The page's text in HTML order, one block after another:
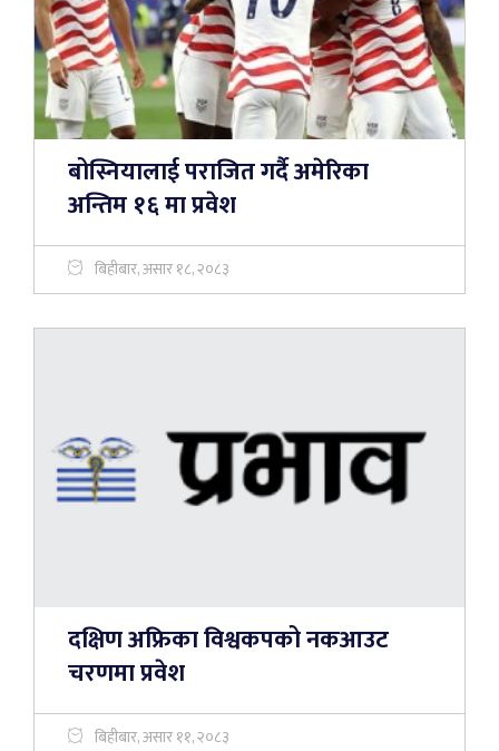
बोस्नियालाई पराजित गर्दै अमेरिका
अन्तिम १६ मा प्रवेश
बिहीबार, असार १८, २०८३
दक्षिण अफ्रिका विश्वकपको नकआउट
चरणमा प्रवेश
बिहीबार, असार ११, २०८३